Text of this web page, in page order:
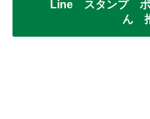
Line スタンプ ポ
ん